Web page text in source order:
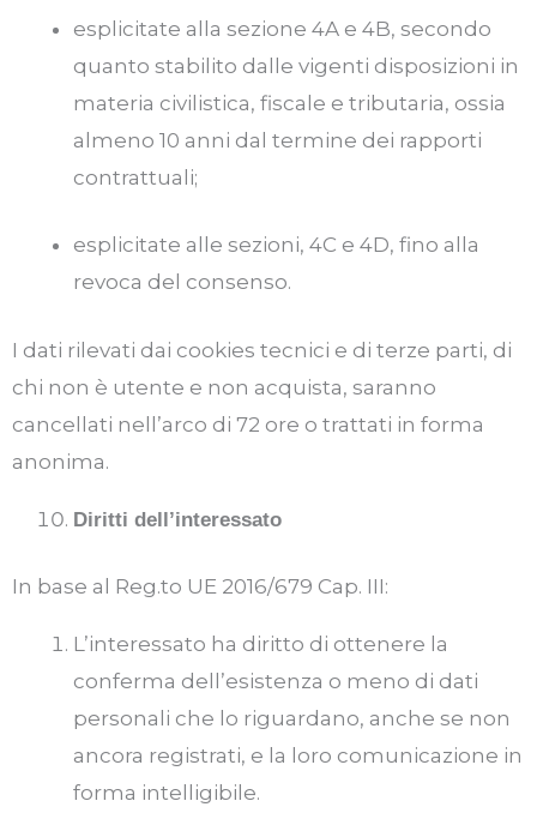
esplicitate alla sezione 4A e 4B, secondo
quanto stabilito dalle vigenti disposizioni in
materia civilistica, fiscale e tributaria, ossia
almeno 10 anni dal termine dei rapporti
contrattuali;
esplicitate alle sezioni, 4C e 4D, fino alla
revoca del consenso.
I dati rilevati dai cookies tecnici e di terze parti, di
chi non è utente e non acquista, saranno
cancellati nell’arco di 72 ore o trattati in forma
anonima.
Diritti dell’interessato
In base al Reg.to UE 2016/679 Cap. III:
L’interessato ha diritto di ottenere la
conferma dell’esistenza o meno di dati
personali che lo riguardano, anche se non
ancora registrati, e la loro comunicazione in
forma intelligibile.